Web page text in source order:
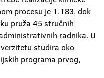
procesu je 1.183, dok
pruža 45 stručnih
radnika. U
studira oko
programa prvog,